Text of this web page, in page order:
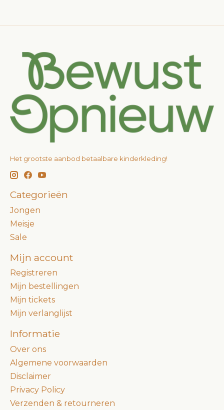
Het grootste aanbod betaalbare kinderkleding!
Categorieën
Jongen
Meisje
Sale
Mijn account
Registreren
Mijn bestellingen
Mijn tickets
Mijn verlanglijst
Informatie
Over ons
Algemene voorwaarden
Disclaimer
Privacy Policy
Verzenden & retourneren